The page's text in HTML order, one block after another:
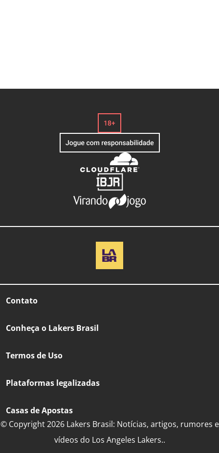
Contato
Conheça o Lakers Brasil
Termos de Uso
Plataformas legalizadas
Casas de Apostas
© Copyright 2026 Lakers Brasil: Notícias, artigos, rumores e
vídeos do Los Angeles Lakers..